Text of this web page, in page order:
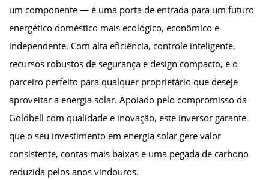
um componente — é uma porta de entrada para um futuro
energético doméstico mais ecológico, econômico e
independente. Com alta eficiência, controle inteligente,
recursos robustos de segurança e design compacto, é o
parceiro perfeito para qualquer proprietário que deseje
aproveitar a energia solar. Apoiado pelo compromisso da
Goldbell com qualidade e inovação, este inversor garante
que o seu investimento em energia solar gere valor
consistente, contas mais baixas e uma pegada de carbono
reduzida pelos anos vindouros.